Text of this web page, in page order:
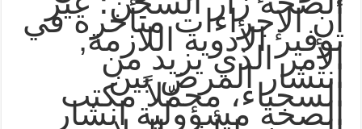
أن الإجراءات متأخرة في
توفير الأدوية اللازمة,
الأمر الذي يزيد من
انتشار المرض بين
السجناء، محمّلاً مكتب
الصحة مسؤولية انشار